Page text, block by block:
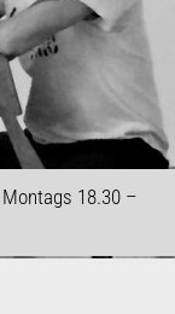
18.30 –